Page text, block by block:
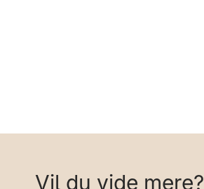
Vil du vide mere?